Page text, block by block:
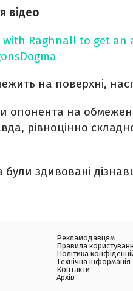
відео
Raghnall to get an
на поверхні,
опонента на
рівноцінно
були здивовані
Рекламодавцям
Правила
Політика
Технічна інформація
Контакти
Архів